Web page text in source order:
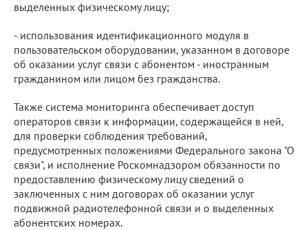
выделенных физическому лицу;
- использования идентификационного модуля в
пользовательском оборудовании, указанном в договоре
об оказании услуг связи с абонентом - иностранным
гражданином или лицом без гражданства.
Также система мониторинга обеспечивает доступ
операторов связи к информации, содержащейся в ней,
для проверки соблюдения требований,
предусмотренных положениями Федерального закона "О
связи", и исполнение Роскомнадзором обязанности по
предоставлению физическому лицу сведений о
заключенных с ним договорах об оказании услуг
подвижной радиотелефонной связи и о выделенных
абонентских номерах.